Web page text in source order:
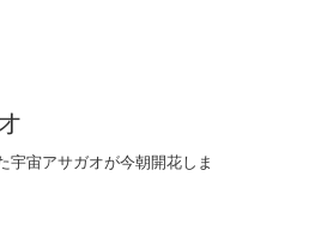
宇宙アサガオが今朝開花しま